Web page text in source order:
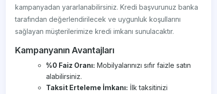
kampanyadan yararlanabilirsiniz. Kredi başvurunuz banka
tarafından değerlendirilecek ve uygunluk koşullarını
sağlayan müşterilerimize kredi imkanı sunulacaktır.
Kampanyanın Avantajları
%0 Faiz Oranı: Mobilyalarınızı sıfır faizle satın
alabilirsiniz.
Taksit Erteleme İmkanı: İlk taksitinizi